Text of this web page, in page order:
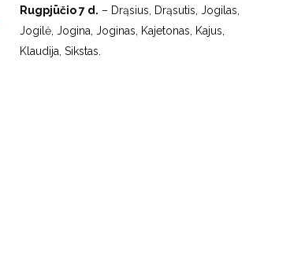
Rugpjūčio 7 d. – Drąsius, Drąsutis, Jogilas,
Jogilė, Jogina, Joginas, Kajetonas, Kajus,
Klaudija, Sikstas.